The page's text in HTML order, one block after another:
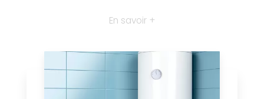
En savoir +